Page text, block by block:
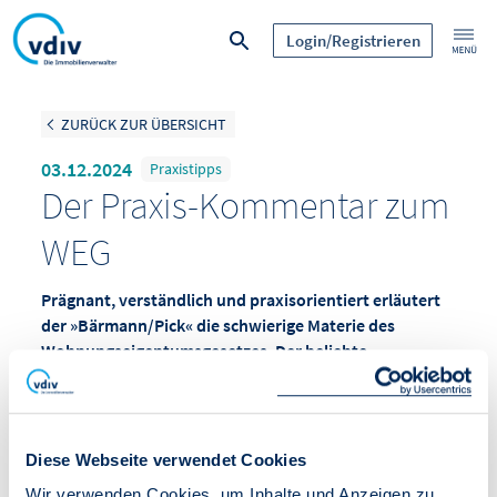
Diese Webseite verwendet Cookies
Login/Registrieren
ZURÜCK ZUR ÜBERSICHT
03.12.2024 Praxistipps
Der Praxis-Kommentar zum
WEG
Prägnant, verständlich und praxisorientiert erläutert
der »Bärmann/Pick« die schwierige Materie des
Wohnungseigentumsgesetzes. Der beliebte
Standardkommentar erschließt alle relevanten
Fragestellungen so zielgenau, dass jeder Benutzer und
eine gründliche Auswertung der höchstrichterlichen